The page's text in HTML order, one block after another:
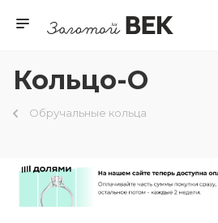
Кольцо-О
Обручальные кольца